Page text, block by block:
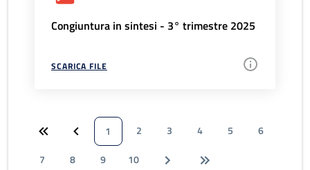
Congiuntura in sintesi - 3° trimestre 2025
SCARICA FILE
1 2 3 4 5
6
7
8 9 10